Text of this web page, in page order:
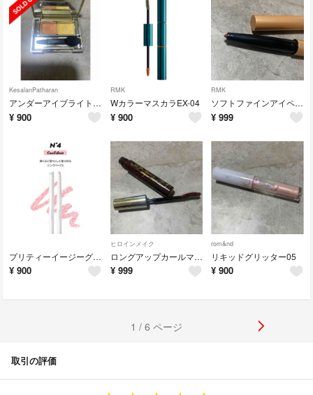
KesalanPatharan
アンダーアイブライトナー
¥ 900
RMK
WカラーマスカラEX-04
¥ 900
RMK
ソフトファインアイペンシルEX-07
¥ 999
プリティーイージーグリッタースティック
¥ 900
ヒロインメイク
ロングアップカールマスカラ02
¥ 999
rom&nd
リキッドグリッター05
¥ 900
1 / 6 ページ
取引の評価